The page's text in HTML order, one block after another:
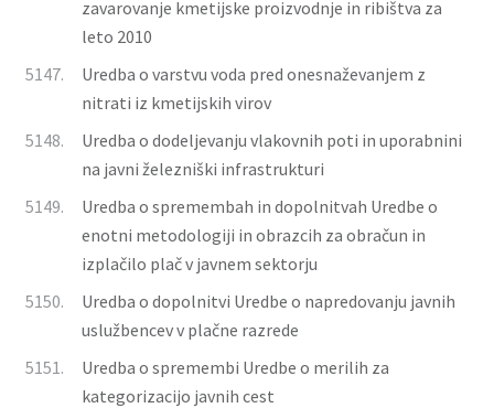
zavarovanje kmetijske proizvodnje in ribištva za
leto 2010
5147.
Uredba o varstvu voda pred onesnaževanjem z
nitrati iz kmetijskih virov
5148.
Uredba o dodeljevanju vlakovnih poti in uporabnini
na javni železniški infrastrukturi
5149.
Uredba o spremembah in dopolnitvah Uredbe o
enotni metodologiji in obrazcih za obračun in
izplačilo plač v javnem sektorju
5150.
Uredba o dopolnitvi Uredbe o napredovanju javnih
uslužbencev v plačne razrede
5151.
Uredba o spremembi Uredbe o merilih za
kategorizacijo javnih cest